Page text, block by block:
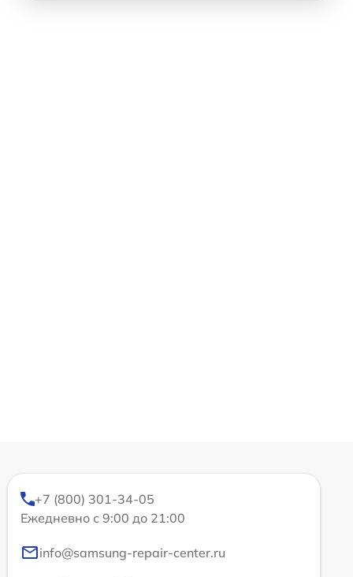
+7 (800) 301-34-05
Ежедневно с 9:00 до 21:00
info@samsung-repair-center.ru